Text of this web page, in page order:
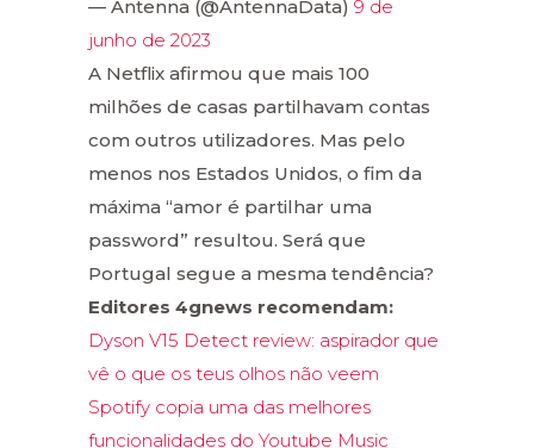
— Antenna (@AntennaData) 9 de
junho de 2023
A Netflix afirmou que mais 100
milhões de casas partilhavam contas
com outros utilizadores. Mas pelo
menos nos Estados Unidos, o fim da
máxima “amor é partilhar uma
password” resultou. Será que
Portugal segue a mesma tendência?
Editores 4gnews recomendam:
Dyson V15 Detect review: aspirador que
vê o que os teus olhos não veem
Spotify copia uma das melhores
funcionalidades do Youtube Music